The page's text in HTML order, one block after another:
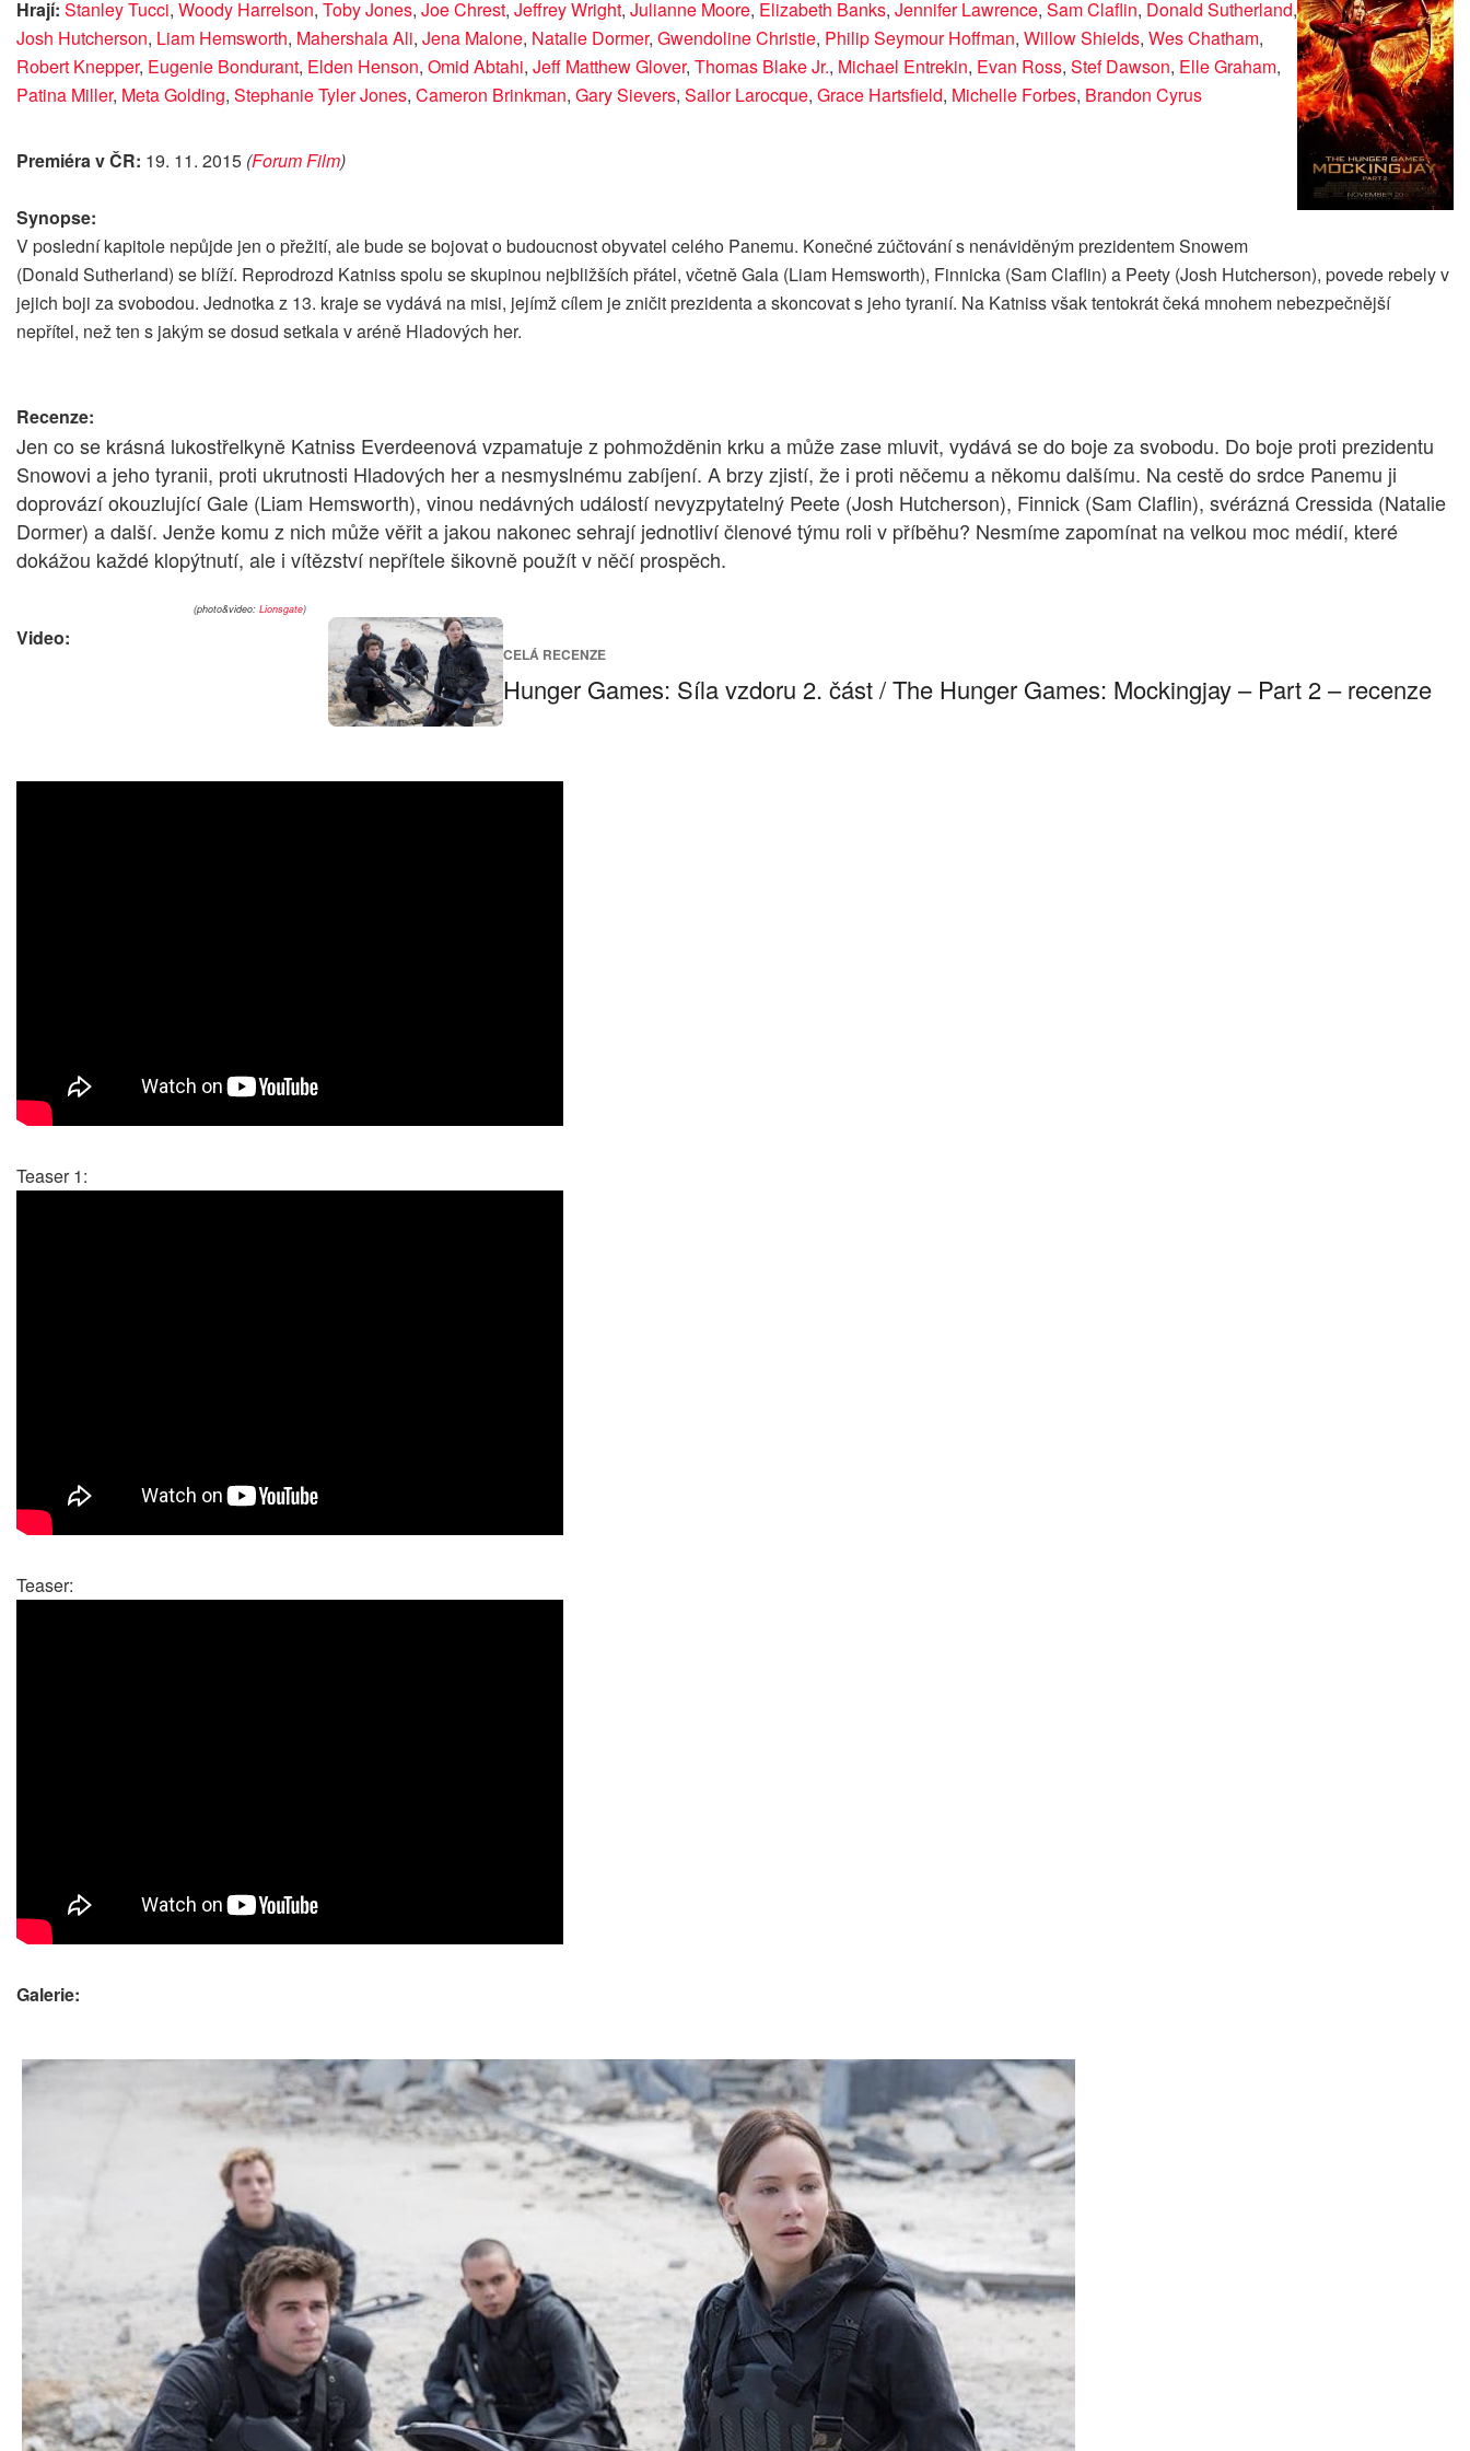
Hrají: Stanley Tucci, Woody Harrelson, Toby Jones, Joe Chrest, Jeffrey Wright, Julianne Moore, Elizabeth Banks, Jennifer Lawrence, Sam Claflin, Donald Sutherland,
Josh Hutcherson, Liam Hemsworth, Mahershala Ali, Jena Malone, Natalie Dormer, Gwendoline Christie, Philip Seymour Hoffman, Willow Shields, Wes Chatham,
Robert Knepper, Eugenie Bondurant, Elden Henson, Omid Abtahi, Jeff Matthew Glover, Thomas Blake Jr., Michael Entrekin, Evan Ross, Stef Dawson, Elle Graham,
Patina Miller, Meta Golding, Stephanie Tyler Jones, Cameron Brinkman, Gary Sievers, Sailor Larocque, Grace Hartsfield, Michelle Forbes, Brandon Cyrus
Premiéra v ČR: 19. 11. 2015 (Forum Film)
Synopse:
V poslední kapitole nepůjde jen o přežití, ale bude se bojovat o budoucnost obyvatel celého Panemu. Konečné zúčtování s nenáviděným prezidentem Snowem
(Donald Sutherland) se blíží. Reprodrozd Katniss spolu se skupinou nejbližších přátel, včetně Gala (Liam Hemsworth), Finnicka (Sam Claflin) a Peety (Josh Hutcherson), povede rebely v
jejich boji za svobodou. Jednotka z 13. kraje se vydává na misi, jejímž cílem je zničit prezidenta a skoncovat s jeho tyranií. Na Katniss však tentokrát čeká mnohem nebezpečnější
nepřítel, než ten s jakým se dosud setkala v aréně Hladových her.
Recenze:
Jen co se krásná lukostřelkyně Katniss Everdeenová vzpamatuje z pohmožděnin krku a může zase mluvit, vydává se do boje za svobodu. Do boje proti prezidentu
Snowovi a jeho tyranii, proti ukrutnosti Hladových her a nesmyslnému zabíjení. A brzy zjistí, že i proti něčemu a někomu dalšímu. Na cestě do srdce Panemu ji
doprovází okouzlující Gale (Liam Hemsworth), vinou nedávných událostí nevyzpytatelný Peete (Josh Hutcherson), Finnick (Sam Claflin), svérázná Cressida (Natalie
Dormer) a další. Jenže komu z nich může věřit a jakou nakonec sehrají jednotliví členové týmu roli v příběhu? Nesmíme zapomínat na velkou moc médií, které
dokážou každé klopýtnutí, ale i vítězství nepřítele šikovně použít v něčí prospěch.
CELÁ RECENZE
Hunger Games: Síla vzdoru 2. část / The Hunger Games: Mockingjay – Part 2 – recenze
(photo&video: Lionsgate)
Video:
Teaser 1:
Teaser:
Galerie: